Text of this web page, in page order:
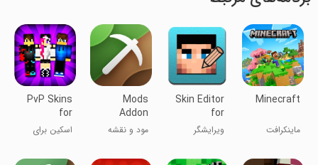
Minecraft
ماینکرافت
Skin Editor
for
Minecraft
ویرایشگر
ماینکرفت
Mods
Addon
Skins for
Minecraft
مود و نقشه
PvP Skins
for
Minecraft
اسکین برای